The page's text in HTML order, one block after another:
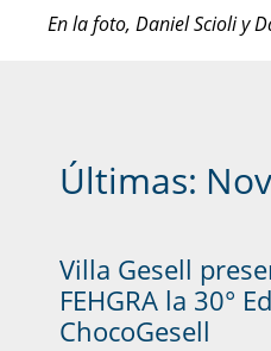
En la foto, Daniel Scioli y
Últimas:
Villa Gesell
FEHGRA la 30°
ChocoGesell